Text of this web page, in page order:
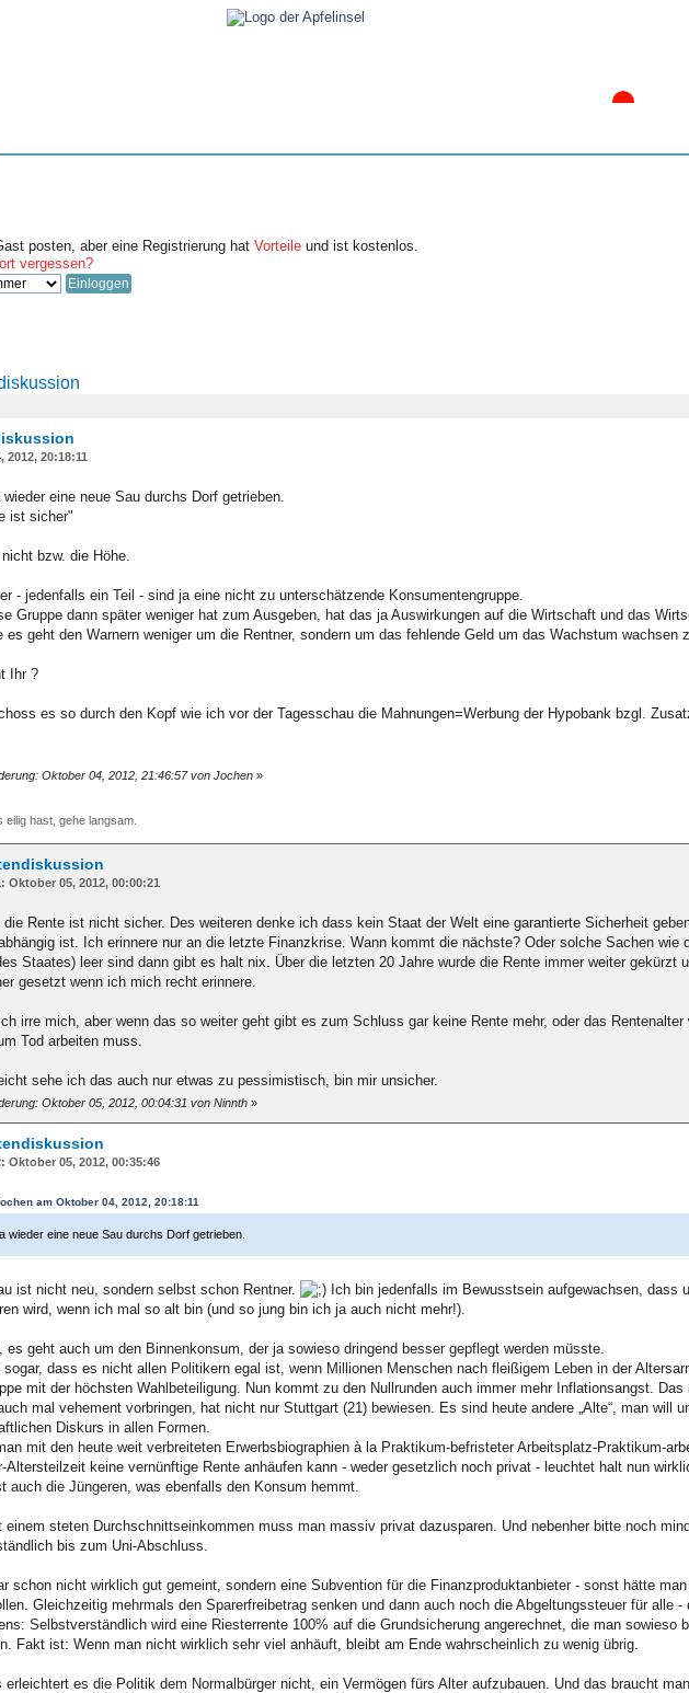
posten, aber eine Registrierung hat Vorteile und ist kostenlos.
vergessen?
2012, 20:18:11
wieder eine neue Sau durchs Dorf getrieben.
ist sicher"
bzw. die Höhe.
- jedenfalls ein Teil - sind ja eine nicht zu unterschätzende Konsumentengruppe.
Gruppe dann später weniger hat zum Ausgeben, hat das ja Auswirkungen auf die Wirtschaft und das
es geht den Warnern weniger um die Rentner, sondern um das fehlende Geld um das Wachstum wachsen
Ihr ?
es so durch den Kopf wie ich vor der Tagesschau die Mahnungen=Werbung der Hypobank bzgl.
Oktober 04, 2012, 21:46:57 von Jochen »
eilig hast, gehe langsam.
Oktober 05, 2012, 00:00:21
die Rente ist nicht sicher. Des weiteren denke ich dass kein Staat der Welt eine garantierte Sicherheit
ist. Ich erinnere nur an die letzte Finanzkrise. Wann kommt die nächste? Oder solche Sachen wie
Staates) leer sind dann gibt es halt nix. Über die letzten 20 Jahre wurde die Rente immer weiter gekürzt
gesetzt wenn ich mich recht erinnere.
irre mich, aber wenn das so weiter geht gibt es zum Schluss gar keine Rente mehr, oder das
Tod arbeiten muss.
sehe ich das auch nur etwas zu pessimistisch, bin mir unsicher.
Oktober 05, 2012, 00:04:31 von Ninnth »
Oktober 05, 2012, 00:35:46
am Oktober 04, 2012, 20:18:11
wieder eine neue Sau durchs Dorf getrieben.
ist nicht neu, sondern selbst schon Rentner.
Ich bin jedenfalls im Bewusstsein aufgewachsen, dass
wird, wenn ich mal so alt bin (und so jung bin ich ja auch nicht mehr!).
es geht auch um den Binnenkonsum, der ja sowieso dringend besser gepflegt werden müsste.
sogar, dass es nicht allen Politikern egal ist, wenn Millionen Menschen nach fleißigem Leben in der
mit der höchsten Wahlbeteiligung. Nun kommt zu den Nullrunden auch immer mehr Inflationsangst.
mal vehement vorbringen, hat nicht nur Stuttgart (21) bewiesen. Es sind heute andere „Alte“, man will
Diskurs in allen Formen.
mit den heute weit verbreiteten Erwerbsbiographien à la Praktikum-befristeter Arbeitsplatz-Praktikum-
Altersteilzeit keine vernünftige Rente anhäufen kann - weder gesetzlich noch privat - leuchtet halt nun
auch die Jüngeren, was ebenfalls den Konsum hemmt.
einem steten Durchschnittseinkommen muss man massiv privat dazusparen. Und nebenher bitte noch
bis zum Uni-Abschluss.
schon nicht wirklich gut gemeint, sondern eine Subvention für die Finanzproduktanbieter - sonst hätte
Gleichzeitig mehrmals den Sparerfreibetrag senken und dann auch noch die Abgeltungssteuer für alle
Selbstverständlich wird eine Riesterrente 100% auf die Grundsicherung angerechnet, die man sowieso
Fakt ist: Wenn man nicht wirklich sehr viel anhäuft, bleibt am Ende wahrscheinlich zu wenig übrig.
erleichtert es die Politik dem Normalbürger nicht, ein Vermögen fürs Alter aufzubauen. Und das braucht